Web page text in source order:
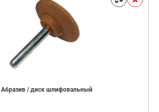
Абразив / диск шлифовальный